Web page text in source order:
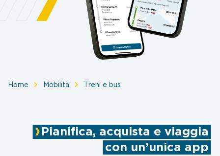
Pianifica, acquista e viaggia
con un’unica app